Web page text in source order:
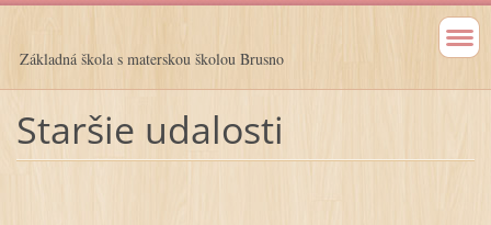
Základná škola s materskou školou Brusno
Staršie udalosti